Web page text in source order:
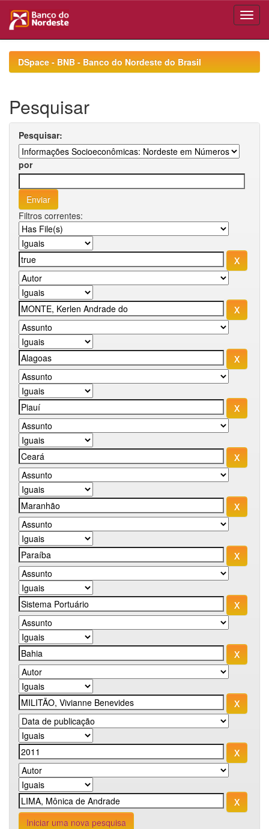
navigationDSpace - BNB - Banco do Nordeste do Brasil
Pesquisar
Pesquisar:
por
Filtros correntes:
Iniciar uma nova pesquisa